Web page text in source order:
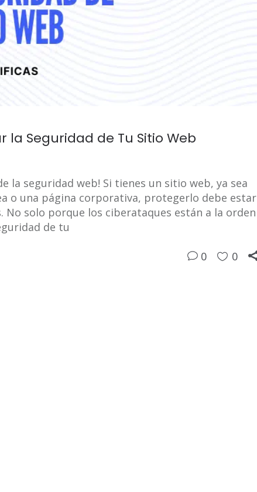
la Seguridad de Tu Sitio Web
la seguridad web! Si tienes un sitio web, ya sea
o una página corporativa, protegerlo debe estar
solo porque los ciberataques están a la orden
de tu
0 0